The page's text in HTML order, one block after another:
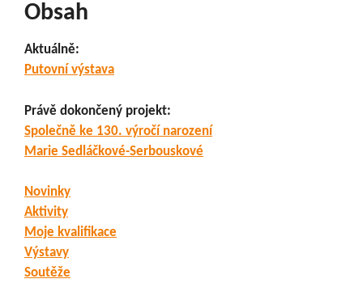
Obsah
Aktuálně:
Putovní výstava
Právě dokončený projekt:
Společně ke 130. výročí narození
Marie Sedláčkové-Serbouskové
Novinky
Aktivity
Moje kvalifikace
Výstavy
Soutěže